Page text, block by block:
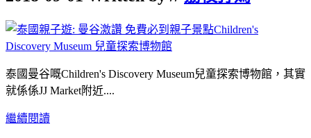
泰國曼谷嘅Children's Discovery Museum兒童探索博物館，其實
就係係JJ Market附近....
繼續閱讀